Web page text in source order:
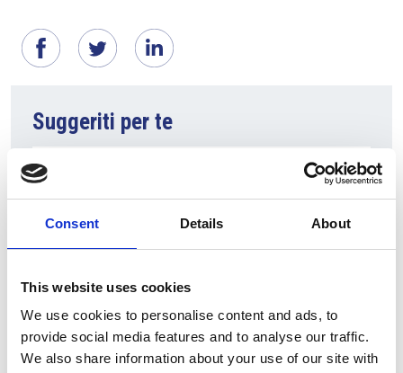
Consent Details About
This website uses cookies
We use cookies to personalise content and ads, to
provide social media features and to analyse our traffic.
We also share information about your use of our site with
Suggeriti per te
7 Agosto 2026